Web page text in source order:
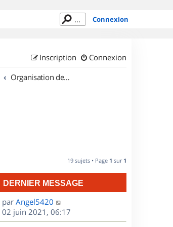
Connexion
Connexion
Inscription
Organisation de sorties en région Pays de la Loire
19 sujets • Page 1 sur 1
DERNIER MESSAGE
D
e
r
par Angel5420
02 juin 2021, 06:17